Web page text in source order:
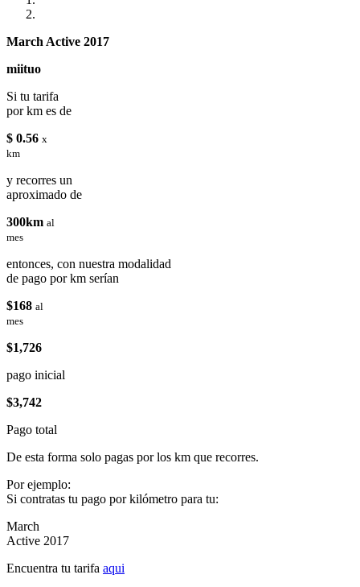
March Active 2017
miituo
Si tu tarifa
por km es de
$ 0.56 x
km
y recorres un
aproximado de
300km al
mes
entonces, con nuestra modalidad
de pago por km serían
$168 al
mes
$1,726
pago inicial
$3,742
Pago total
De esta forma solo pagas por los km que recorres.
Por ejemplo:
Si contratas tu pago por kilómetro para tu:
March
Active 2017
Encuentra tu tarifa aqui